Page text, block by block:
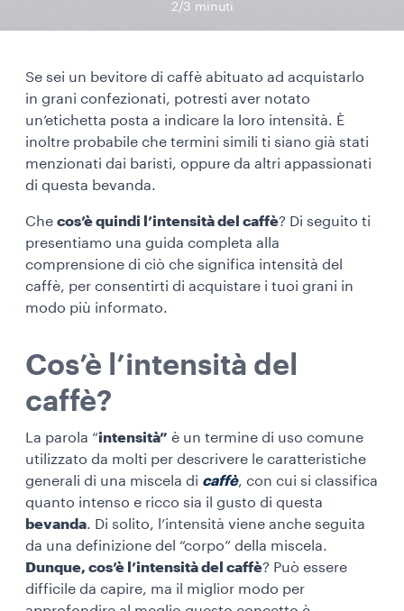
2/3 minuti
Se sei un bevitore di caffè abituato ad acquistarlo
in grani confezionati, potresti aver notato
un’etichetta posta a indicare la loro intensità. È
inoltre probabile che termini simili ti siano già stati
menzionati dai baristi, oppure da altri appassionati
di questa bevanda.
Che cos’è quindi l’intensità del caffè? Di seguito ti
presentiamo una guida completa alla
comprensione di ciò che significa intensità del
caffè, per consentirti di acquistare i tuoi grani in
modo più informato.
Cos’è l’intensità del
caffè?
La parola “intensità” è un termine di uso comune
utilizzato da molti per descrivere le caratteristiche
generali di una miscela di caffè, con cui si classifica
quanto intenso e ricco sia il gusto di questa
bevanda. Di solito, l’intensità viene anche seguita
da una definizione del “corpo” della miscela.
Dunque, cos’è l’intensità del caffè? Può essere
difficile da capire, ma il miglior modo per